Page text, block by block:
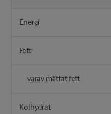
Energi
Fett
varav mättat fett
Kolhydrat